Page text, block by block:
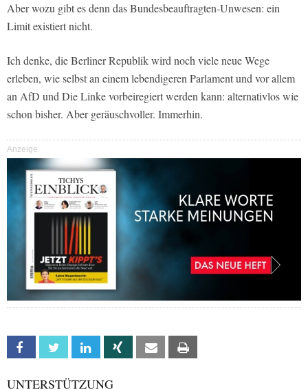
Aber wozu gibt es denn das Bundesbeauftragten-Unwesen: ein
Limit existiert nicht.
Ich denke, die Berliner Republik wird noch viele neue Wege
erleben, wie selbst an einem lebendigeren Parlament und vor allem
an AfD und Die Linke vorbeiregiert werden kann: alternativlos wie
schon bisher. Aber geräuschvoller. Immerhin.
Anzeige
Facebook Twitter Linkedin Xing Email
UNTERSTÜTZUNG